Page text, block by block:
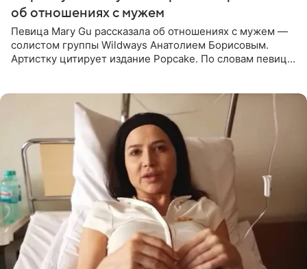
об отношениях с мужем
Певица Mary Gu рассказала об отношениях с мужем —
солистом группы Wildways Анатолием Борисовым.
Артистку цитирует издание Popcake. По словам певицы,